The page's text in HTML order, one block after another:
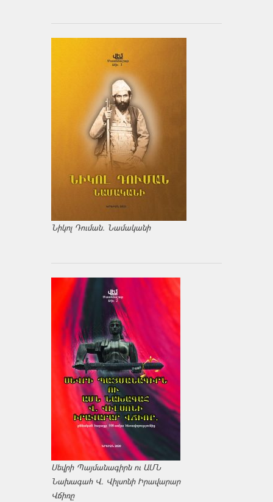
Նիկոլ Դուման. Նամականի
Սեվրի Պայմանագիրն ու ԱՄՆ
Նախագահ Վ. Վիլսոնի Իրավարար
Վճիռը